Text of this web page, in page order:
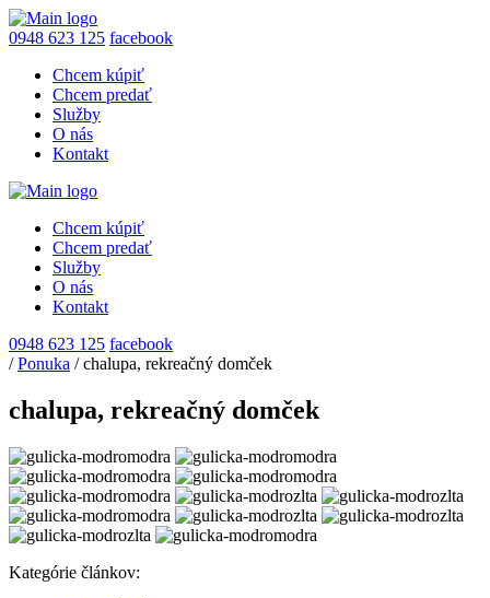
0948 623 125 facebook
Chcem kúpiť
Chcem predať
Služby
O nás
Kontakt
Chcem kúpiť
Chcem predať
Služby
O nás
Kontakt
0948 623 125 facebook
/Ponuka /chalupa, rekreačný domček
chalupa, rekreačný domček
Kategórie článkov: